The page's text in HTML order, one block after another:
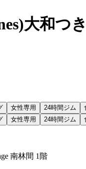
大和つ
女性専用 24時間ジム
女性専用 24時間ジム
南林間 1階